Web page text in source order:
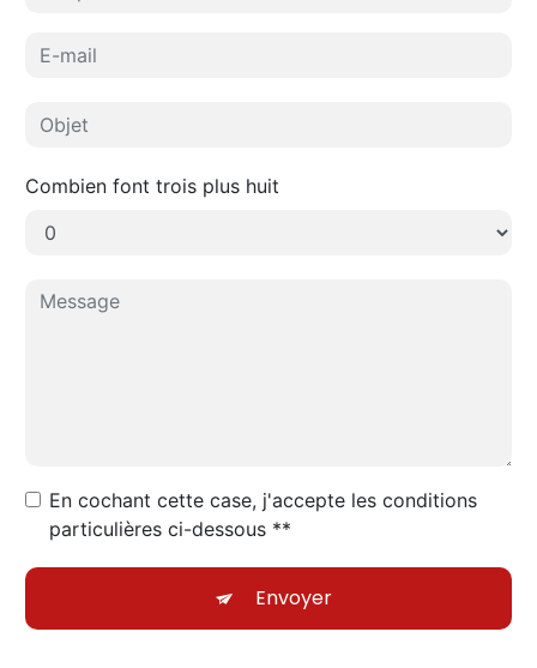
Combien font trois plus huit
En cochant cette case, j'accepte les conditions
particulières ci-dessous **
Envoyer